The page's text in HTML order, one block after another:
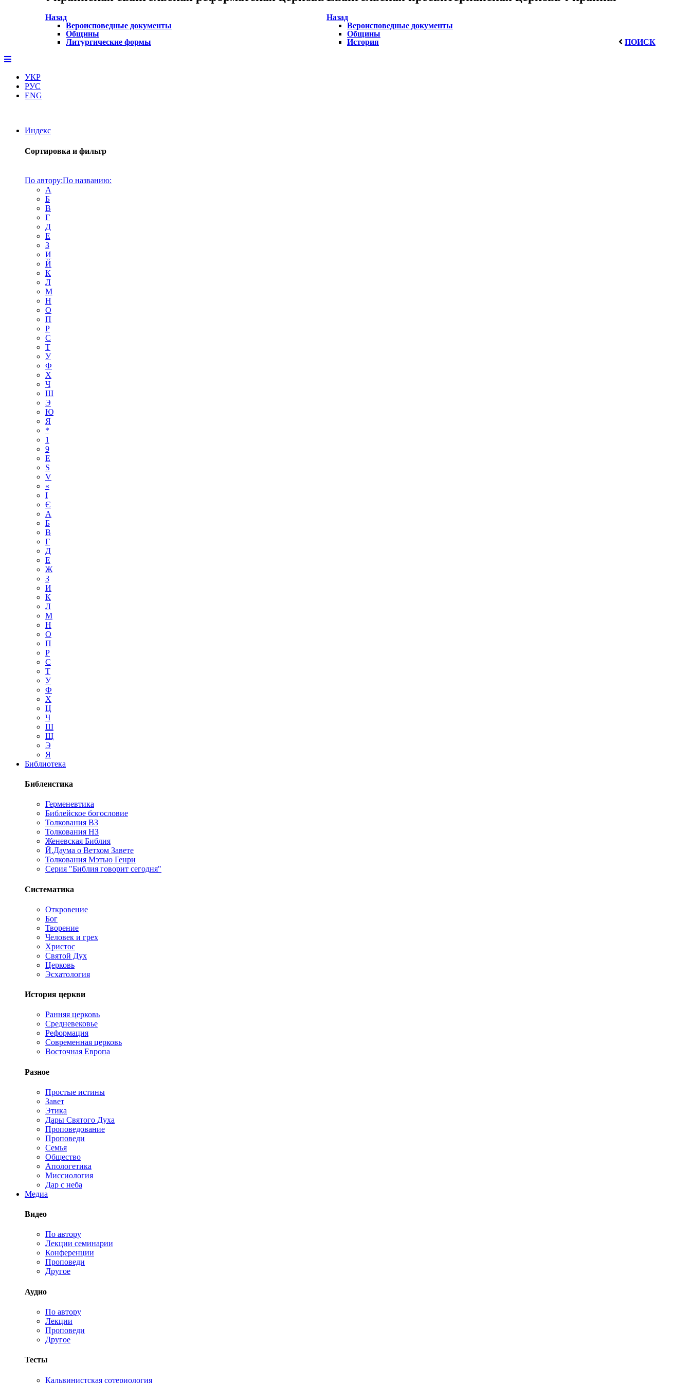
Назад
Вероисповедные документы
Общины
Литургические формы
Назад
Вероисповедные документы
Общины
История
ПОИСК
УКР
РУС
ENG
Индекс
Сортировка и фильтр
По автору:По названию:
А
Б
В
Г
Д
Е
З
И
Й
К
Л
М
Н
О
П
Р
С
Т
У
Ф
Х
Ч
Ш
Э
Ю
Я
*
1
9
E
S
V
«
І
Є
А
Б
В
Г
Д
Е
Ж
З
И
К
Л
М
Н
О
П
Р
С
Т
У
Ф
Х
Ц
Ч
Ш
Щ
Э
Я
Библиотека
Библеистика
Герменевтика
Библейское богословие
Толкования ВЗ
Толкования НЗ
Женевская Библия
Й.Даума о Ветхом Завете
Толкования Мэтью Генри
Серия "Библия говорит сегодня"
Систематика
Откровение
Бог
Творение
Человек и грех
Христос
Святой Дух
Церковь
Эсхатология
История церкви
Ранняя церковь
Средневековье
Реформация
Современная церковь
Восточная Европа
Разное
Простые истины
Завет
Этика
Дары Святого Духа
Проповедование
Проповеди
Семья
Общество
Апологетика
Миссиология
Дар с неба
Медиа
Видео
По автору
Лекции семинарии
Конференции
Проповеди
Другое
Аудио
По автору
Лекции
Проповеди
Другое
Тесты
Кальвинистская сотериология